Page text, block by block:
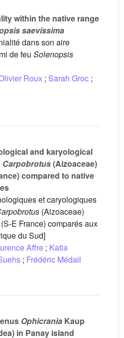
within the native range
saevissima
dans son aire
de feu Solenopsis
Roux ; Sarah Groc ;
and karyological
Carpobrotus(Aizoaceae)
compared to native
et caryologiques
(Aizoaceae)
E France) comparés aux
du Sud]
Affre ; Katia
; Frédéric Médail
Ophicrania Kaup
in Panay island